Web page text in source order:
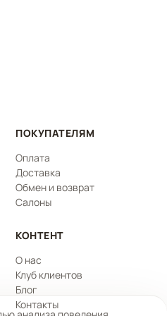
ПОКУПАТЕЛЯМ
Оплата
Доставка
Обмен и возврат
Салоны
КОНТЕНТ
О нас
Клуб клиентов
Блог
Контакты